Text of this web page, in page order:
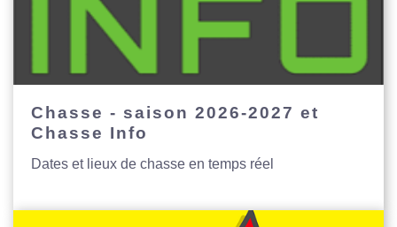
Chasse - saison 2026-2027 et
Chasse Info
Dates et lieux de chasse en temps réel